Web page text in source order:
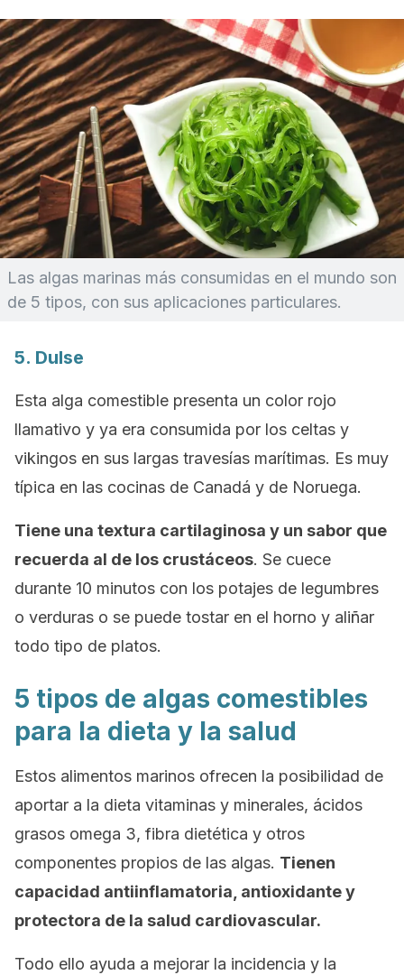
Las algas marinas más consumidas en el mundo son
de 5 tipos, con sus aplicaciones particulares.
5. Dulse
Esta alga comestible presenta un color rojo
llamativo y ya era consumida por los celtas y
vikingos en sus largas travesías marítimas. Es muy
típica en las cocinas de Canadá y de Noruega.
Tiene una textura cartilaginosa y un sabor que
recuerda al de los crustáceos. Se cuece
durante 10 minutos con los potajes de legumbres
o verduras o se puede tostar en el horno y aliñar
todo tipo de platos.
5 tipos de algas comestibles
para la dieta y la salud
Estos alimentos marinos ofrecen la posibilidad de
aportar a la dieta vitaminas y minerales, ácidos
grasos omega 3, fibra dietética y otros
componentes propios de las algas. Tienen
capacidad antiinflamatoria, antioxidante y
protectora de la salud cardiovascular.
Todo ello ayuda a mejorar la incidencia y la